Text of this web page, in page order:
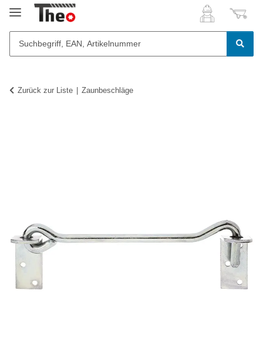
Zurück zur Liste Zaunbeschläge